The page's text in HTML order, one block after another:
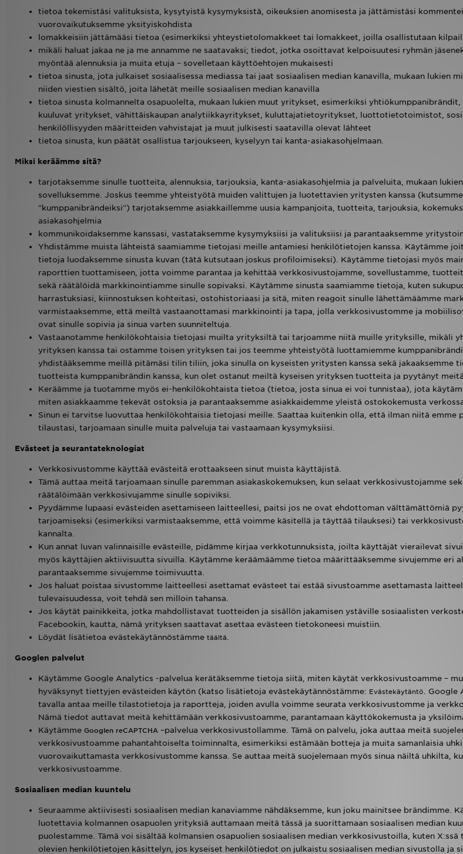
tietoa tekemistäsi valituksista, kysytyistä kysymyksistä, oikeuksien anomisesta ja jättämistäsi
vuorovaikutuksemme yksityiskohdista
lomakkeisiin jättämääsi tietoa (esimerkiksi yhteystietolomakkeet tai lomakkeet, joilla osallistutaan
mikäli haluat jakaa ne ja me annamme ne saatavaksi; tiedot, jotka osoittavat kelpoisuutesi ryhmän
myöntää alennuksia ja muita etuja – sovelletaan käyttöehtojen mukaisesti
tietoa sinusta, jota julkaiset sosiaalisessa mediassa tai jaat sosiaalisen median kanavilla, mukaan lukien
niiden viestien sisältö, joita lähetät meille sosiaalisen median kanavilla
tietoa sinusta kolmannelta osapuolelta, mukaan lukien muut yritykset, esimerkiksi
kuuluvat yritykset, vähittäiskaupan analytiikkayritykset, kuluttajatietoyritykset, luottotietotoimistot,
henkilöllisyyden määritteiden vahvistajat ja muut julkisesti saatavilla olevat lähteet
tietoa sinusta, kun päätät osallistua tarjoukseen, kyselyyn tai kanta-asiakasohjelmaan.
Miksi keräämme sitä?
tarjotaksemme sinulle tuotteita, alennuksia, tarjouksia, kanta-asiakasohjelmia ja palveluita, mukaan
sovelluksemme. Joskus teemme yhteistyötä muiden valittujen ja luotettavien yritysten kanssa
"kumppanibrändeiksi") tarjotaksemme asiakkaillemme uusia kampanjoita, tuotteita, tarjouksia,
asiakasohjelmia
kommunikoidaksemme kanssasi, vastataksemme kysymyksiisi ja valituksiisi ja parantaaksemme
Yhdistämme muista lähteistä saamiamme tietojasi meille antamiesi henkilötietojen kanssa. Käytämme
tietoja luodaksemme sinusta kuvan (tätä kutsutaan joskus profiloimiseksi). Käytämme tietojasi myös
raporttien tuottamiseen, jotta voimme parantaa ja kehittää verkkosivustojamme, sovellustamme,
sekä räätälöidä markkinointiamme sinulle sopivaksi. Käytämme sinusta saamiamme tietoja, kuten
harrastuksiasi, kiinnostuksen kohteitasi, ostohistoriaasi ja sitä, miten reagoit sinulle lähettämäämme
varmistaaksemme, että meiltä vastaanottamasi markkinointi ja tapa, jolla verkkosivustomme ja
ovat sinulle sopivia ja sinua varten suunniteltuja.
Vastaanotamme henkilökohtaisia tietojasi muilta yrityksiltä tai tarjoamme niitä muille yrityksille, mikäli
yrityksen kanssa tai ostamme toisen yrityksen tai jos teemme yhteistyötä luottamiemme
yhdistääksemme meillä pitämäsi tilin tiliin, joka sinulla on kyseisten yritysten kanssa sekä jakaaksemme
tuotteista kumppanibrändin kanssa, kun olet ostanut meiltä kyseisen yrityksen tuotteita ja pyytänyt
Keräämme ja tuotamme myös ei-henkilökohtaista tietoa (tietoa, josta sinua ei voi tunnistaa), jota
miten asiakkaamme tekevät ostoksia ja parantaaksemme asiakkaidemme yleistä ostokokemusta
Sinun ei tarvitse luovuttaa henkilökohtaisia tietojasi meille. Saattaa kuitenkin olla, että ilman niitä emme
tilaustasi, tarjoamaan sinulle muita palveluja tai vastaamaan kysymyksiisi.
Evästeet ja seurantateknologiat
Verkkosivustomme käyttää evästeitä erottaakseen sinut muista käyttäjistä.
Tämä auttaa meitä tarjoamaan sinulle paremman asiakaskokemuksen, kun selaat verkkosivustojamme
räätälöimään verkkosivujamme sinulle sopiviksi.
Pyydämme lupaasi evästeiden asettamiseen laitteellesi, paitsi jos ne ovat ehdottoman välttämättömiä
tarjoamiseksi (esimerkiksi varmistaaksemme, että voimme käsitellä ja täyttää tilauksesi) tai
kannalta.
Kun annat luvan valinnaisille evästeille, pidämme kirjaa verkkotunnuksista, joilta käyttäjät vierailevat
myös käyttäjien aktiivisuutta sivuilla. Käytämme keräämäämme tietoa määrittääksemme sivujemme eri
parantaaksemme sivujemme toimivuutta.
Jos haluat poistaa sivustomme laitteellesi asettamat evästeet tai estää sivustoamme asettamasta
tulevaisuudessa, voit tehdä sen milloin tahansa.
Jos käytät painikkeita, jotka mahdollistavat tuotteiden ja sisällön jakamisen ystäville sosiaalisten
Facebookin, kautta, nämä yrityksen saattavat asettaa evästeen tietokoneesi muistiin.
Löydät lisätietoa evästekäytännöstämme täältä.
Googlen palvelut
Käytämme Google Analytics -palvelua kerätäksemme tietoja siitä, miten käytät verkkosivustoamme –
hyväksynyt tiettyjen evästeiden käytön (katso lisätietoja evästekäytännöstämme: Evästekäytäntö. Google
tavalla antaa meille tilastotietoja ja raportteja, joiden avulla voimme seurata verkkosivustomme ja
Nämä tiedot auttavat meitä kehittämään verkkosivustoamme, parantamaan käyttökokemusta ja
Käytämme Googlen reCAPTCHA –palvelua verkkosivustollamme. Tämä on palvelu, joka auttaa meitä
verkkosivustoamme pahantahtoiselta toiminnalta, esimerkiksi estämään botteja ja muita samanlaisia
vuorovaikuttamasta verkkosivustomme kanssa. Se auttaa meitä suojelemaan myös sinua näiltä uhkilta,
verkkosivustoamme.
Sosiaalisen median kuuntelu
Seuraamme aktiivisesti sosiaalisen median kanaviamme nähdäksemme, kun joku mainitsee brändimme.
luotettavia kolmannen osapuolen yrityksiä auttamaan meitä tässä ja suorittamaan sosiaalisen median
puolestamme. Tämä voi sisältää kolmansien osapuolien sosiaalisen median verkkosivustoilla, kuten X:ssä
olevien henkilötietojen käsittelyn, jos kyseiset henkilötiedot on julkaistu sosiaalisen median sivustolla ja